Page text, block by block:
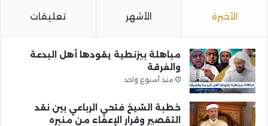
الأخيرة الأشهر تعليقات
مباهلة بيزنطية يقودها أهل البدعة
والفرقة
منذ أسبوع واحد
خطبة الشيخ فتحي الرباعي بين نقد
التقصير وقرار الإعفاء من منبره